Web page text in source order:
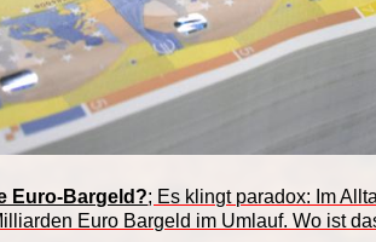
Euro-Bargeld?; Es klingt paradox: Im
Euro Bargeld im Umlauf. Wo ist